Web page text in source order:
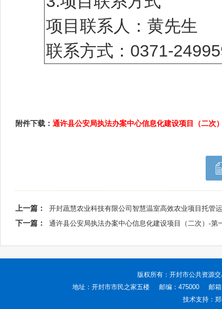
项目联系人：黄先生
联系方式：0371-
附件下载： 通许县公安局执法办案中心信息化建设项目（二次
上一篇： 开封蔬慧农业科技有限公司智慧温室高效农业项目托管
下一篇： 通许县公安局执法办案中心信息化建设项目（二次）-第
版权所有： 开封市公共资源
地址：开封市市民之家五楼
邮编：475000
邮
技术支持：